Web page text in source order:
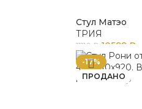
Стул Матэо
ТРИЯ
11110 ₽ 10599 ₽
-17%
ПРОДАНО